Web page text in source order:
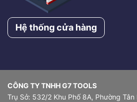
Hệ thống cửa hàng
CÔNG TY TNHH G7 TOOLS
Trụ Sở: 532/2 Khu Phố 8A, Phường